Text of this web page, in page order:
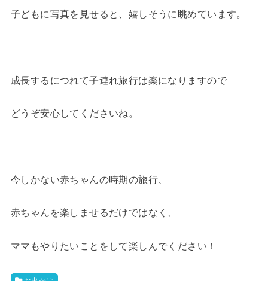
子どもに写真を見せると、嬉しそうに眺めています。
成長するにつれて子連れ旅行は楽になりますので
どうぞ安心してくださいね。
今しかない赤ちゃんの時期の旅行、
赤ちゃんを楽しませるだけではなく、
ママもやりたいことをして楽しんでください！